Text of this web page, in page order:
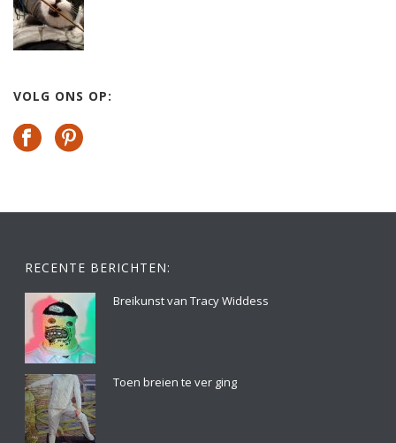
VOLG ONS OP:
RECENTE BERICHTEN:
Breikunst van Tracy Widdess
Toen breien te ver ging